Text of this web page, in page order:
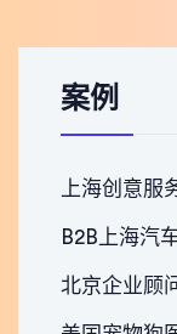
案例
上海创意服
B2B上海汽
北京企业顾